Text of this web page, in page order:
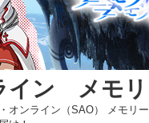
イン メモ
オンライン（SAO） メモリ